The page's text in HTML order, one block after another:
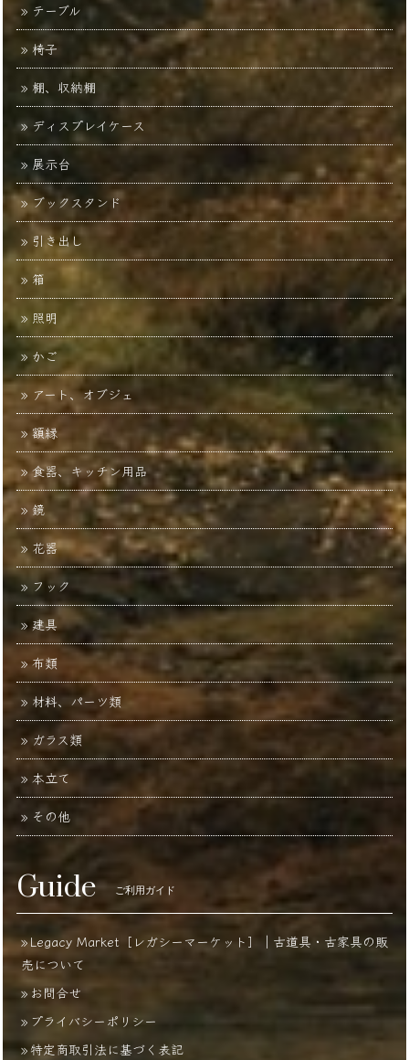
テーブル
椅子
棚、収納棚
ディスプレイケース
展示台
ブックスタンド
引き出し
箱
照明
かご
アート、オブジェ
額縁
食器、キッチン用品
鏡
花器
フック
建具
布類
材料、パーツ類
ガラス類
本立て
その他
Guide ご利用ガイド
Legacy Market［レガシーマーケット］｜古道具・古家具の販
売について
お問合せ
プライバシーポリシー
特定商取引法に基づく表記